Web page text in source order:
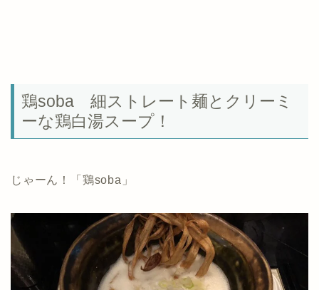
鶏soba 細ストレート麺とクリーミ
ーな鶏白湯スープ！
じゃーん！「鶏soba」